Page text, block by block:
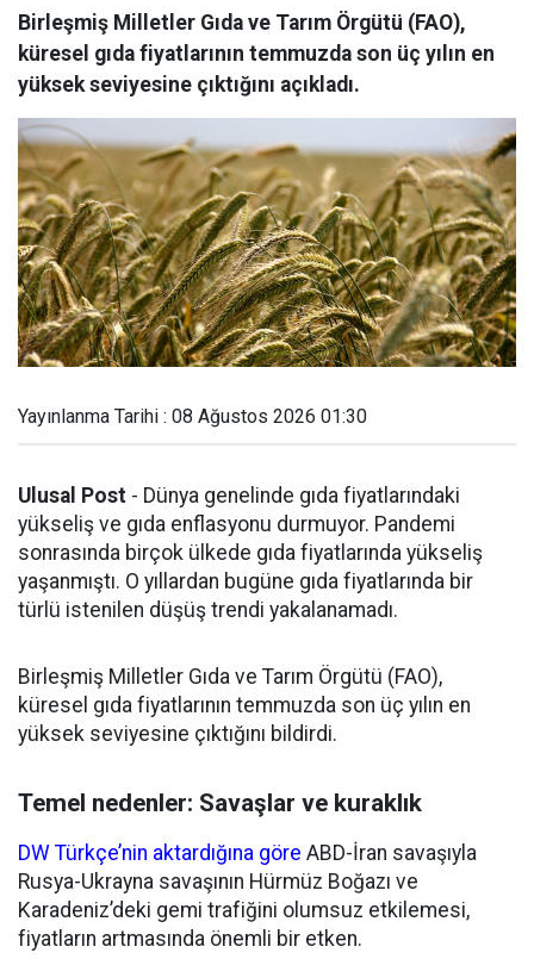
Birleşmiş Milletler Gıda ve Tarım Örgütü (FAO),
küresel gıda fiyatlarının temmuzda son üç yılın en
yüksek seviyesine çıktığını açıkladı.
Yayınlanma Tarihi : 08 Ağustos 2026 01:30
Ulusal Post - Dünya genelinde gıda fiyatlarındaki
yükseliş ve gıda enflasyonu durmuyor. Pandemi
sonrasında birçok ülkede gıda fiyatlarında yükseliş
yaşanmıştı. O yıllardan bugüne gıda fiyatlarında bir
türlü istenilen düşüş trendi yakalanamadı.
Birleşmiş Milletler Gıda ve Tarım Örgütü (FAO),
küresel gıda fiyatlarının temmuzda son üç yılın en
yüksek seviyesine çıktığını bildirdi.
Temel nedenler: Savaşlar ve kuraklık
DW Türkçe’nin aktardığına göre ABD-İran savaşıyla
Rusya-Ukrayna savaşının Hürmüz Boğazı ve
Karadeniz’deki gemi trafiğini olumsuz etkilemesi,
fiyatların artmasında önemli bir etken.